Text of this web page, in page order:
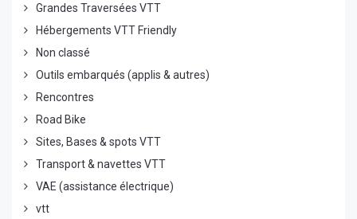
Grandes Traversées VTT
Hébergements VTT Friendly
Non classé
Outils embarqués (applis & autres)
Rencontres
Road Bike
Sites, Bases & spots VTT
Transport & navettes VTT
VAE (assistance électrique)
vtt